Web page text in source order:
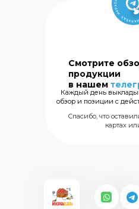
Каждый день
обзор и позиции с
Спасибо, что
картах
Смотрите
продукции
в нашем
Сеть
морских